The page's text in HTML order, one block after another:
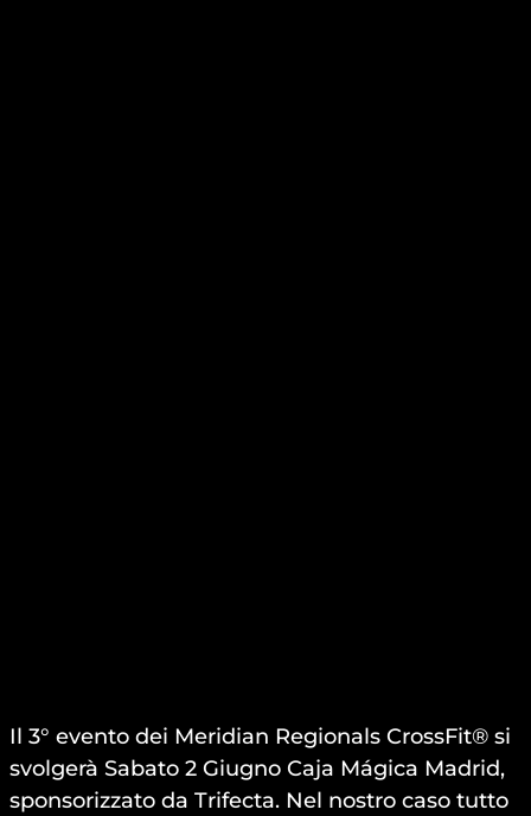
Il 3° evento dei Meridian Regionals CrossFit® si
svolgerà Sabato 2 Giugno Caja Mágica Madrid,
sponsorizzato da Trifecta. Nel nostro caso tutto